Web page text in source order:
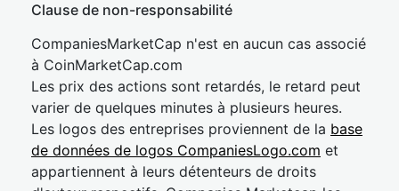
Clause de non-responsabilité
CompaniesMarketCap n'est en aucun cas associé
à CoinMarketCap.com
Les prix des actions sont retardés, le retard peut
varier de quelques minutes à plusieurs heures.
Les logos des entreprises proviennent de la base
de données de logos CompaniesLogo.com et
appartiennent à leurs détenteurs de droits